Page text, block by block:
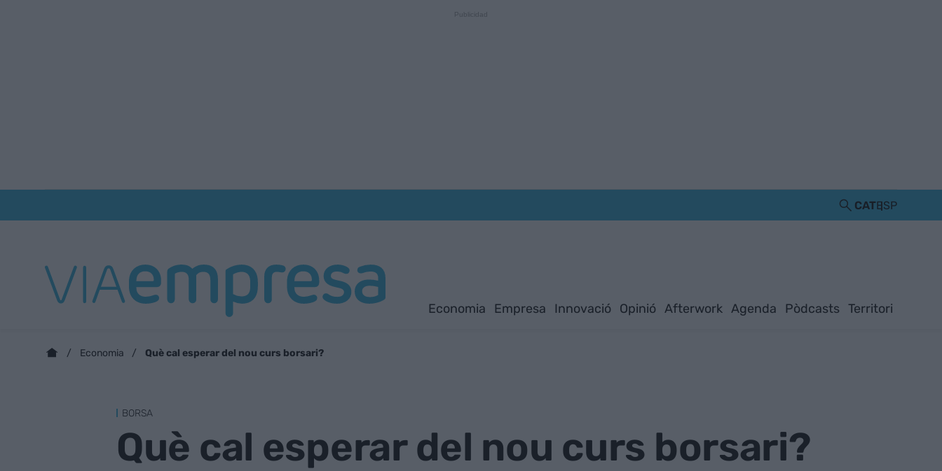
CATESP
Economia Empresa Innovació Opinió Afterwork Agenda Pòdcasts Territori
Economia Què cal esperar del nou curs borsari?
BORSA
Què cal esperar del nou curs borsari?